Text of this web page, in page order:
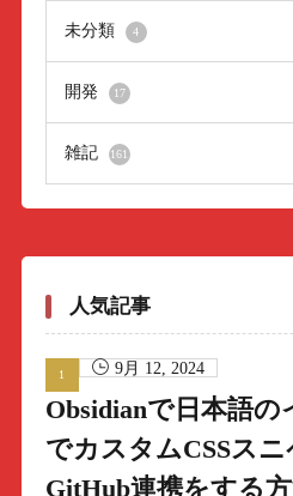
未分類 4
開発 17
雑記 161
人気記事
9月 12, 2024
Obsidianで日本語
でカスタムCSSスニ
GitHub連携をする